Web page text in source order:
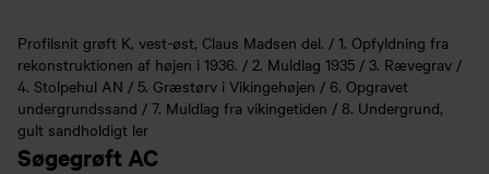
Profilsnit grøft K, vest-øst, Claus Madsen del. / 1. Opfyldning fra
rekonstruktionen af højen i 1936. / 2. Muldlag 1935 / 3. Rævegrav /
4. Stolpehul AN / 5. Græstørv i Vikingehøjen / 6. Opgravet
undergrundssand / 7. Muldlag fra vikingetiden / 8. Undergrund,
gult sandholdigt ler
Søgegrøft AC